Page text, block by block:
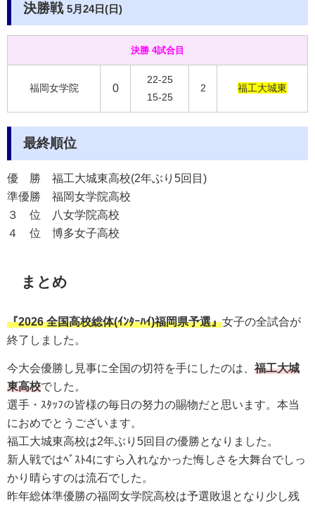
決勝戦 5月24日(日)
決勝 4試合目
福岡女学院 0
22-25
15-25
2 福工大城東
最終順位
優 勝 福工大城東高校(2年ぶり5回目)
準優勝 福岡女学院高校
３ 位
八女学院高校
４ 位 博多女子高校
まとめ
『2026 全国高校総体(ｲﾝﾀｰﾊｲ)福岡県予選』女子の全試合が
終了しました。
今大会優勝し見事に全国の切符を手にしたのは、 福工大城
東高校でした。
選手・ｽﾀｯﾌの皆様の毎日の努力の賜物だと思います。本当
におめでとうございます。
福工大城東高校は2年ぶり5回目 の優勝となりました。
新人戦ではﾍﾞｽﾄ4にすら入れなかった悔しさを大舞台でしっ
かり晴らすのは流石でした。
昨年総体準優勝の福岡女学院高校は予選敗退となり少し残